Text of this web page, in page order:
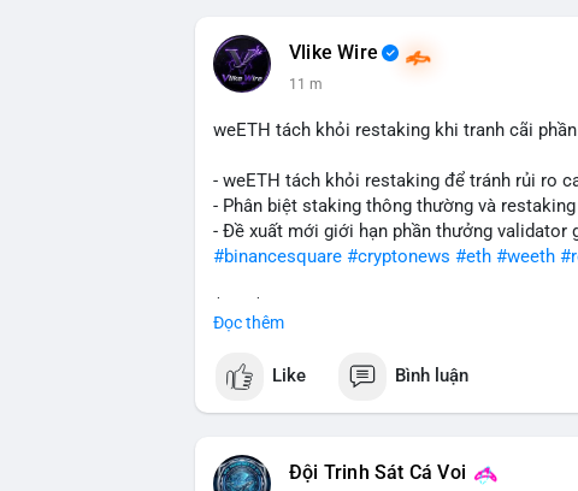
Vlike Wire
11 m
weETH tách khỏi restaking khi tranh cãi
- weETH tách khỏi restaking để tránh rủi ro
- Phân biệt staking thông thường và
- Đề xuất mới giới hạn phần thưởng validator
#binancesquare #cryptonews #eth #weeth
📰 Nguồn: CoinDesk
Đọc thêm
Like Bình luận
Đội Trinh Sát Cá Voi